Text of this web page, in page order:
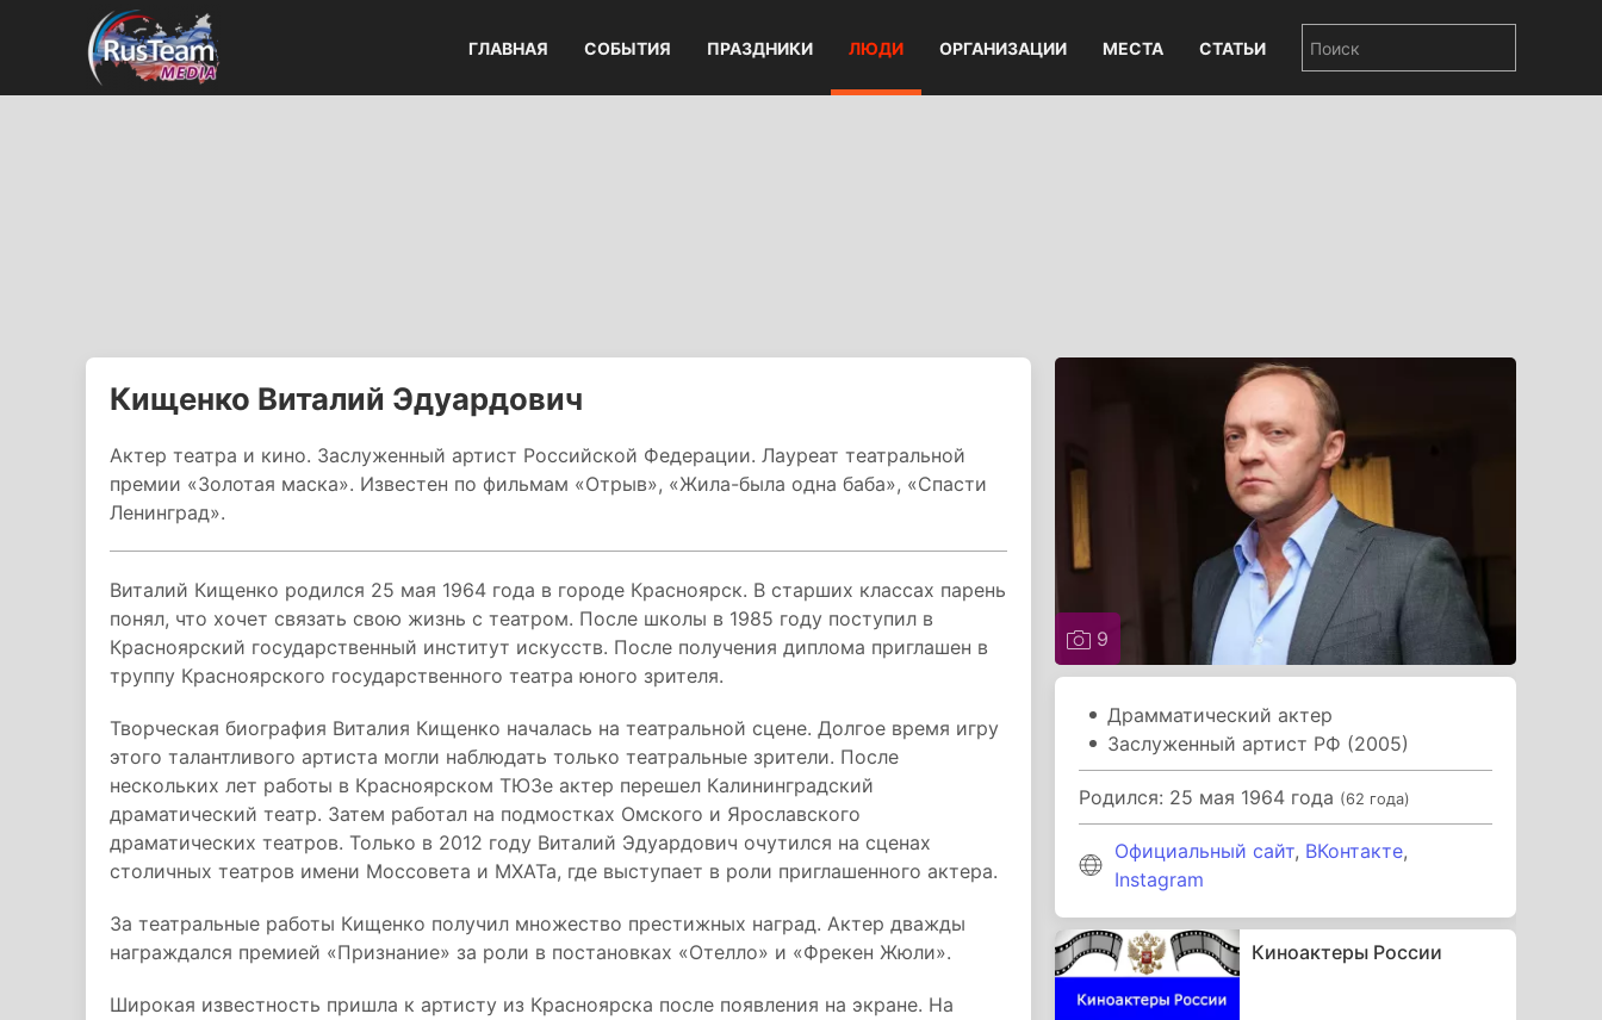
ГЛАВНАЯ СОБЫТИЯ ПРАЗДНИКИ ЛЮДИ ОРГАНИЗАЦИИ МЕСТА СТАТЬИ
Кищенко Виталий Эдуардович
Актер театра и кино. Заслуженный артист Российской Федерации. Лауреат театральной
премии «Золотая маска». Известен по фильмам «Отрыв», «Жила-была одна баба», «Спасти
Ленинград».
Виталий Кищенко родился 25 мая 1964 года в городе Красноярск. В старших классах парень
понял, что хочет связать свою жизнь с театром. После школы в 1985 году поступил в
Красноярский государственный институт искусств. После получения диплома приглашен в
труппу Красноярского государственного театра юного зрителя.
Творческая биография Виталия Кищенко началась на театральной сцене. Долгое время игру
этого талантливого артиста могли наблюдать только театральные зрители. После
нескольких лет работы в Красноярском ТЮЗе актер перешел Калининградский
драматический театр. Затем работал на подмостках Омского и Ярославского
драматических театров. Только в 2012 году Виталий Эдуардович очутился на сценах
столичных театров имени Моссовета и МХАТа, где выступает в роли приглашенного актера.
За театральные работы Кищенко получил множество престижных наград. Актер дважды
награждался премией «Признание» за роли в постановках «Отелло» и «Фрекен Жюли».
Широкая известность пришла к артисту из Красноярска после появления на экране. На
9
Драмматический актер
Заслуженный артист РФ (2005)
Родился: 25 мая 1964 года (62 года)
Официальный сайт, ВКонтакте,
Instagram
Киноактеры России